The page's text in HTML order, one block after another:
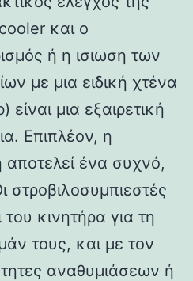
και ο
ή η ισιωση των
με μια ειδική χτένα
μια εξαιρετική
Επιπλέον, η
ένα συχνό,
του κινητήρα για τη
τους, και με τον
αναθυμιάσεων ή